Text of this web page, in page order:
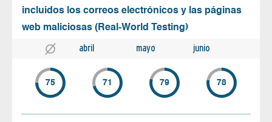
incluidos los correos electrónicos y las páginas
web maliciosas (Real-World Testing)
abril mayo junio
75 71 79 78